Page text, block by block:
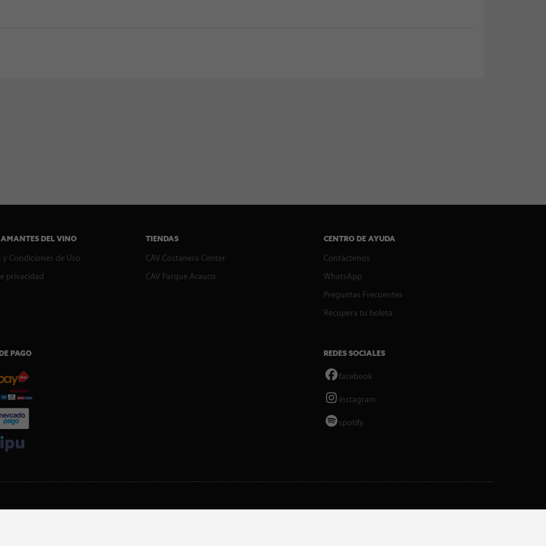
AMANTES DEL VINO
y Condiciones de Uso
privacidad
TIENDAS
CAV Costanera Center
CAV Parque Arauco
CENTRO DE AYUDA
Contáctenos
WhatsApp
Preguntas Frecuentes
Recupera tu boleta
REDES SOCIALES
facebook
instagram
spotify
PAGO